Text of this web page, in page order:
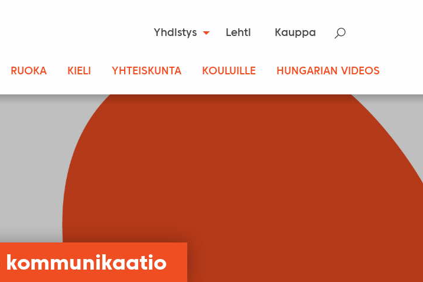
Yhdistys Lehti Kauppa
RUOKA KIELI YHTEISKUNTA KOULUILLE HUNGARIAN VIDEOS
kommunikaatio